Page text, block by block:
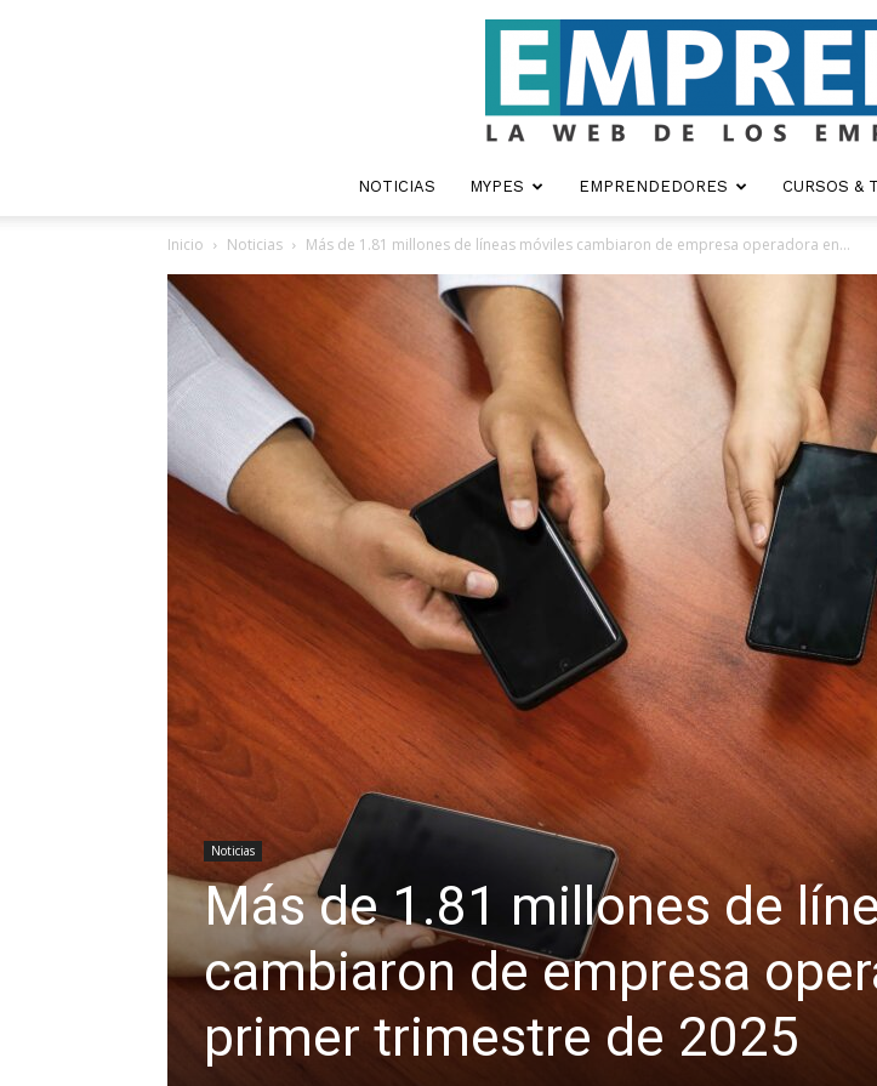
NOTICIAS MYPES EMPRENDEDORES CURSOS &
Inicio Noticias Más de 1.81 millones de líneas móviles cambiaron de empresa operadora en...
Noticias
Más de 1.81 millones de
cambiaron de empresa
primer trimestre de 2025